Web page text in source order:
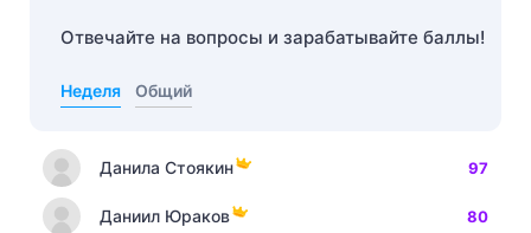
Отвечайте на вопросы и зарабатывайте баллы!
Неделя Общий
Данила Стоякин 97
Даниил Юраков 80